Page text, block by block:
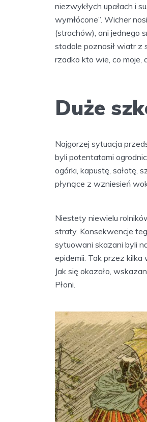
niezwykłych upałach i
wymłócone”. Wicher
(strachów), ani jednego
stodole poznosił wiatr z
rzadko kto wie, co moje,
Duże
Najgorzej sytuacja
byli potentatami
ogórki, kapustę, sałatę,
płynące z wzniesień
Niestety niewielu
straty. Konsekwencje
sytuowani skazani byli
epidemii. Tak przez kilka
Jak się okazało,
Płoni.